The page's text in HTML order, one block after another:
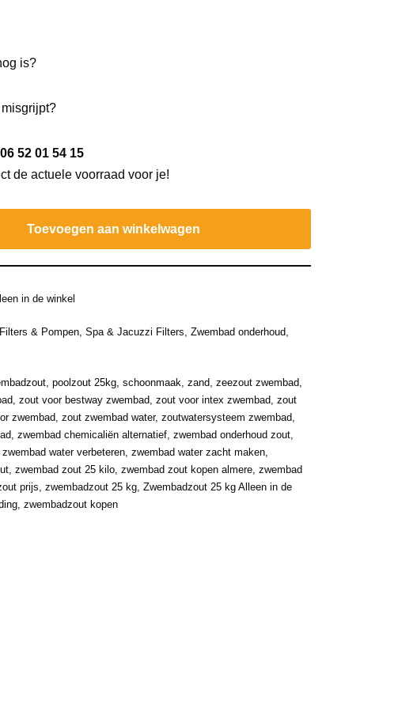
is?
52 01 54 15
de actuele voorraad voor je!
Toevoegen aan winkelwagen
in de winkel
Filters & Pompen, Spa & Jacuzzi Filters, Zwembad onderhoud,
, poolzout 25kg, schoonmaak, zand, zeezout zwembad,
, zout voor bestway zwembad, zout voor intex zwembad, zout
zwembad, zout zwembad water, zoutwatersysteem zwembad,
, zwembad chemicaliën alternatief, zwembad onderhoud zout,
zwembad water verbeteren, zwembad water zacht maken,
, zwembad zout 25 kilo, zwembad zout kopen almere, zwembad
prijs, zwembadzout 25 kg, Zwembadzout 25 kg Alleen in de
, zwembadzout kopen